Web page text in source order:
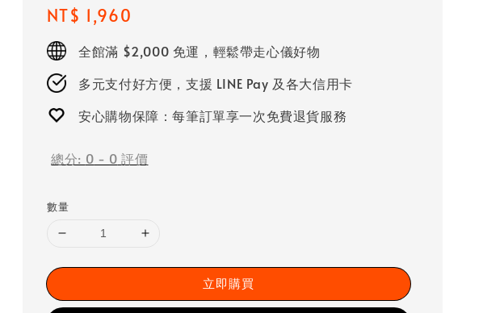
Regular
price
NT$ 1,960
全館滿 $2,000 免運，輕鬆帶走心儀好物
多元支付好方便，支援 LINE Pay 及各大信用卡
安心購物保障：每筆訂單享一次免費退貨服務
總分: 0 - 0 評價
數量
立即購買